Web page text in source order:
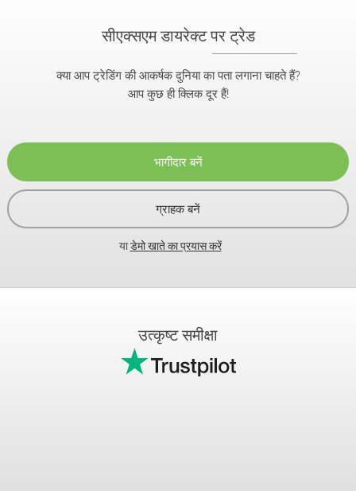
सीएक्सएम डायरेक्ट पर ट्रेड
क्या आप ट्रेडिंग की आकर्षक दुनिया का पता लगाना चाहते हैं?
आप कुछ ही क्लिक दूर हैं!
भागीदार बनें
ग्राहक बनें
याडेमो खाते का प्रयास करें
उत्कृष्ट समीक्षा